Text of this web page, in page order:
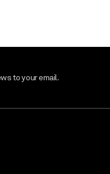
to your email.